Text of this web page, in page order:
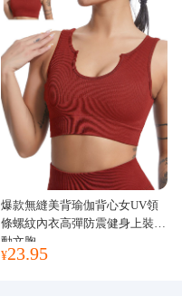
爆款無縫美背瑜伽背心女UV領
條螺紋內衣高彈防震健身上裝運
動文胸
¥23.95